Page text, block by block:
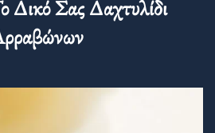
Δικό Σας Δαχτυλίδι